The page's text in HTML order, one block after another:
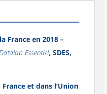
France en 2018 –
Essentiel, SDES,
et dans l’Union